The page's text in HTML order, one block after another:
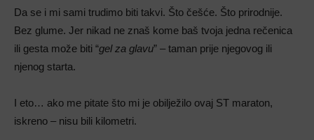
Da se i mi sami trudimo biti takvi. Što češće. Što prirodnije.
Bez glume. Jer nikad ne znaš kome baš tvoja jedna rečenica
ili gesta može biti “gel za glavu” – taman prije njegovog ili
njenog starta.
I eto… ako me pitate što mi je obilježilo ovaj ST maraton,
iskreno – nisu bili kilometri.